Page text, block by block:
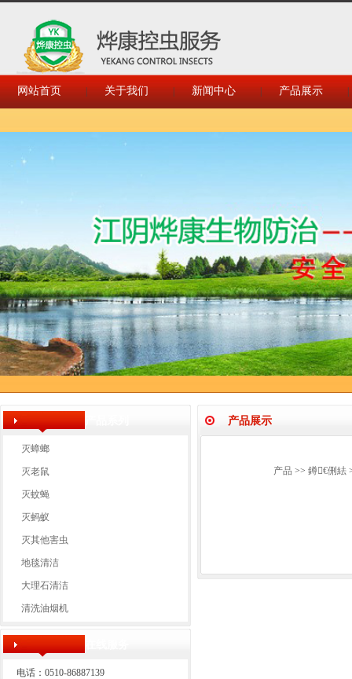
网站首页 关于我们 新闻中心 产品展示
产品展示
灭蟑螂
灭老鼠
灭蚊蝇
灭蚂蚁
灭其他害虫
地毯清洁
大理石清洁
清洗油烟机
电话：0510-86887139
产品 >> 鐏€侀紶